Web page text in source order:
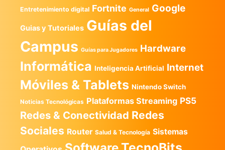
Entretenimiento digital Fortnite General Google
Guias y Tutoriales Guías del
Campus Guías para Jugadores Hardware
Informática Inteligencia Artificial Internet
Móviles & Tablets Nintendo Switch
Noticias Tecnológicas Plataformas Streaming PS5
Redes & Conectividad Redes
Sociales Router Salud & Tecnología Sistemas